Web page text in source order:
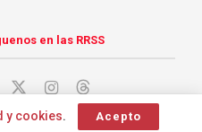
en las RRSS
y cookies. Acepto